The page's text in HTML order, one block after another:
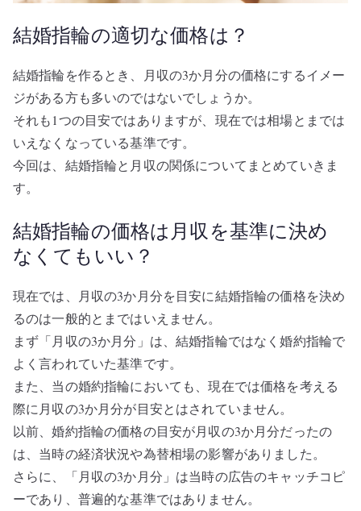
結婚指輪の適切な価格は？
結婚指輪を作るとき、月収の3か月分の価格にするイメー
ジがある方も多いのではないでしょうか。
それも1つの目安ではありますが、現在では相場とまでは
いえなくなっている基準です。
今回は、結婚指輪と月収の関係についてまとめていきま
す。
結婚指輪の価格は月収を基準に決め
なくてもいい？
現在では、月収の3か月分を目安に結婚指輪の価格を決め
るのは一般的とまではいえません。
まず「月収の3か月分」は、結婚指輪ではなく婚約指輪で
よく言われていた基準です。
また、当の婚約指輪においても、現在では価格を考える
際に月収の3か月分が目安とはされていません。
以前、婚約指輪の価格の目安が月収の3か月分だったの
は、当時の経済状況や為替相場の影響がありました。
さらに、「月収の3か月分」は当時の広告のキャッチコピ
ーであり、普遍的な基準ではありません。